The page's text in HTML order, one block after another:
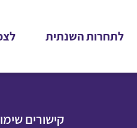
לתחרות השנתית
קישורים